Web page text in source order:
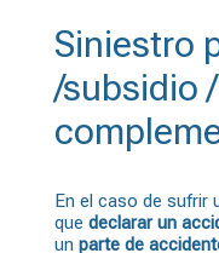
Siniestro
/subsidio /
En el caso de sufrir
que declarar un
un parte de